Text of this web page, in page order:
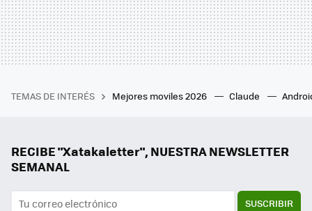
TEMAS DE INTERÉS Mejores moviles 2026 Claude
RECIBE "Xatakaletter", NUESTRA NEWSLETTER
SEMANAL
SUSCRIBIR